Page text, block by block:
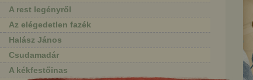
A rest legényről
Az elégedetlen fazék
Halász János
Csudamadár
A kékfestőinas